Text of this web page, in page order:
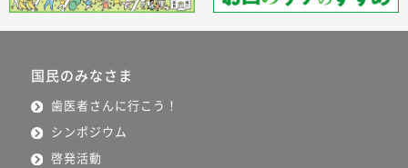
国民のみなさま
歯医者さんに行こう！
シンポジウム
啓発活動